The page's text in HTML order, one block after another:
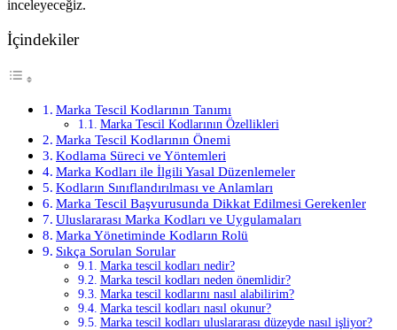
inceleyeceğiz.
İçindekiler
Marka Tescil Kodlarının Tanımı
Marka Tescil Kodlarının Özellikleri
Marka Tescil Kodlarının Önemi
Kodlama Süreci ve Yöntemleri
Marka Kodları ile İlgili Yasal Düzenlemeler
Kodların Sınıflandırılması ve Anlamları
Marka Tescil Başvurusunda Dikkat Edilmesi Gerekenler
Uluslararası Marka Kodları ve Uygulamaları
Marka Yönetiminde Kodların Rolü
Sıkça Sorulan Sorular
Marka tescil kodları nedir?
Marka tescil kodları neden önemlidir?
Marka tescil kodlarını nasıl alabilirim?
Marka tescil kodları nasıl okunur?
Marka tescil kodları uluslararası düzeyde nasıl işliyor?